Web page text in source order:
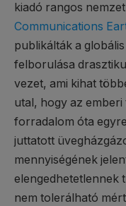
kiadó rangos
Communications
publikálták a
felborulása
vezet, ami kihat
utal, hogy az
forradalom óta
juttatott
mennyiségének
elengedhetetlennek
nem tolerálható